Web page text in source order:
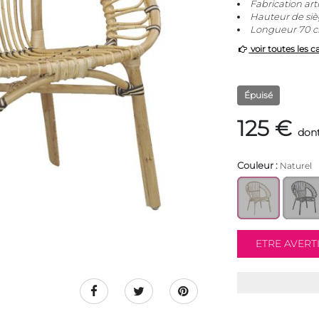
Fabrication
Hauteur de
Longueur 70
voir toutes les
Épuisé
125 €
Couleur : Naturel